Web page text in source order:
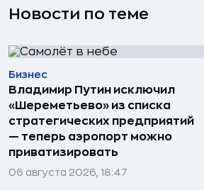
Новости по теме
Бизнес
Владимир Путин исключил
«Шереметьево» из списка
стратегических предприятий
— теперь аэропорт можно
приватизировать
06 августа 2026, 18:47